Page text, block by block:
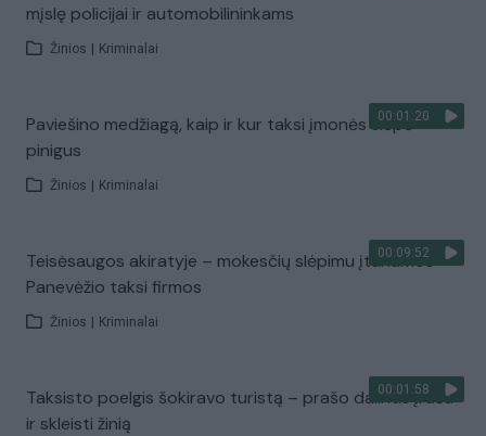
mįslę policijai ir automobilininkams
Žinios Kriminalai
00:01:20
Paviešino medžiagą, kaip ir kur taksi įmonės slėpė
pinigus
Žinios Kriminalai
00:09:52
Teisėsaugos akiratyje – mokesčių slėpimu įtariamos
Panevėžio taksi firmos
Žinios Kriminalai
00:01:58
Taksisto poelgis šokiravo turistą – prašo dalintis įrašu
ir skleisti žinią